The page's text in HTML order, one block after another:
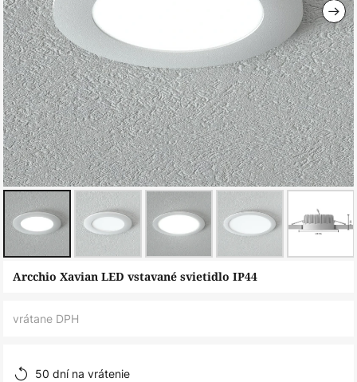
Preskočiť
Arcchio Xavian LED vstavané svietidlo IP44
vrátane DPH
50 dní na vrátenie